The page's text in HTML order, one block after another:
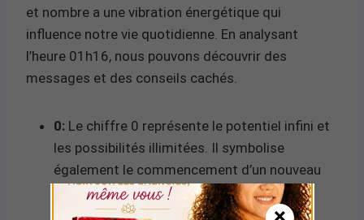
et nombre a une vibration énergétique qui
influence notre vie quotidienne. En analysant
l’heure 01h16, nous pouvons découvrir des
messages et des conseils cachés.
0: Le chiffre 0 représente le potentiel infini et
les possibilités illimitées. Il symbolise
également le commencement d’un nouveau
cycle et l’ouverture à de nouvelles
opportunités.